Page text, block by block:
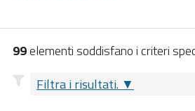
99elementi soddisfano i criteri
Filtra i risultati.